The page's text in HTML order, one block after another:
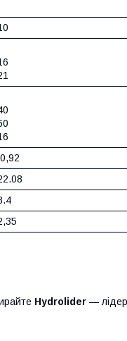
0,92
Hydrolider —